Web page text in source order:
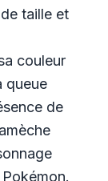
taille et
couleur
queue
de